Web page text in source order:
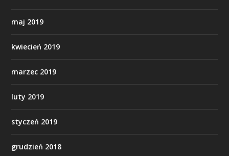
maj 2019
kwiecień 2019
marzec 2019
luty 2019
styczeń 2019
grudzień 2018